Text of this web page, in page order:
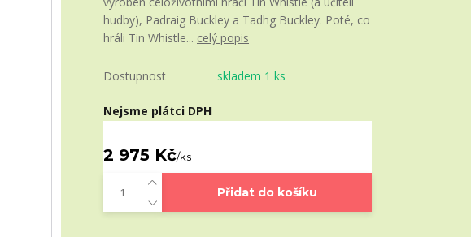
hudby), Padraig Buckley a Tadhg Buckley. Poté, co
hráli Tin Whistle... celý popis
Dostupnost skladem 1 ks
Nejsme plátci DPH
2 975 Kč/ks
Přidat do košíku